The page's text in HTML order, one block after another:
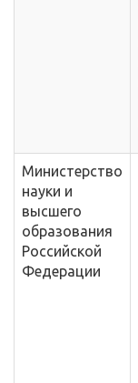
Министерство
науки и
высшего
образования
Российской
Федерации